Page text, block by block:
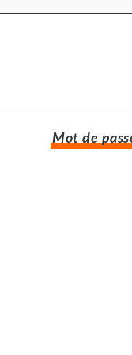
Mot de